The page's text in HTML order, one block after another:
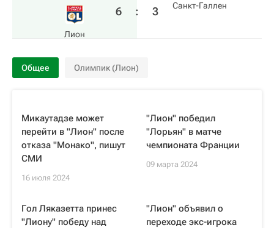
Лион
6 : 3 Санкт-Галлен
Общее Олимпик (Лион)
Микаутадзе может
перейти в "Лион" после
отказа "Монако", пишут
СМИ
16 июля 2024
"Лион" победил
"Лорьян" в матче
чемпионата Франции
09 марта 2024
Гол Ляказетта принес
"Лиону" победу над
"Лион" объявил о
переходе экс-игрока